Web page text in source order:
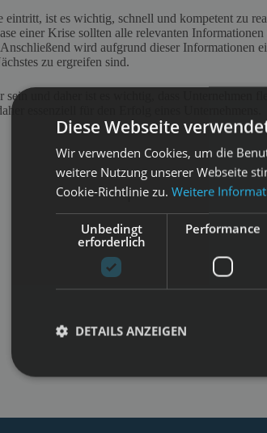
ist es wichtig, schnell und kompetent zu
einer Krise sollten alle relevanten
wird aufgrund dieser Informationen
zu ergreifen sind.
und daher ist es wichtig, dass Unternehmen
essenziell für den Erfolg eines Unternehmens.
Diese Webseite
Wir verwenden Cookies, um die
weitere Nutzung unserer Webseite
Cookie-Richtlinie zu. Weitere
Unbedingt
erforderlich
Performance
DETAILS ANZEIGEN